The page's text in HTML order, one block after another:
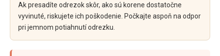
Ak presadíte odrezok skôr, ako sú korene dostatočne
vyvinuté, riskujete ich poškodenie. Počkajte aspoň na odpor
pri jemnom potiahnutí odrezku.